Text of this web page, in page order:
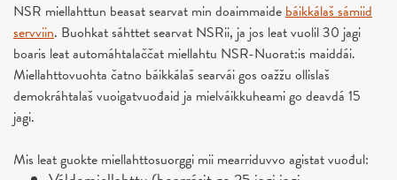
NSR miellahttun beasat searvat min doaimmaidebáikkálaš sámiid
servviin. Buohkat sáhttet searvat NSRii, ja jos leat vuolil 30 jagi
boaris leat automáhtalaččat miellahtu NSR-Nuorat:is maiddái.
Miellahttovuohta čatno báikkálaš searvái gos oažžu ollislaš
demokráhtalaš vuoigatvuođaid ja mielváikkuheami go deavdá 15
jagi.
Mis leat guokte miellahttosuorggi mii mearriduvvo agistat vuođul: